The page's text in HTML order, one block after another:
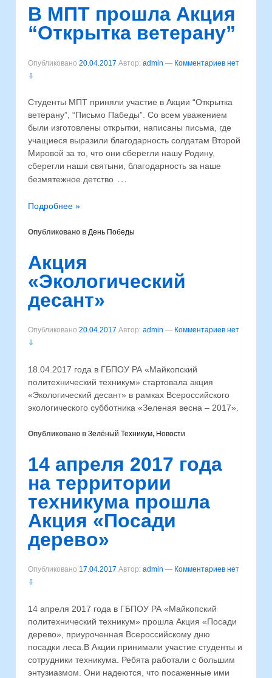
В МПТ прошла Акция
“Открытка ветерану”
Опубликовано 20.04.2017 Автор: admin — Комментариев нет
⇩
Студенты МПТ приняли участие в Акции “Открытка
ветерану”, “Письмо Пабеды”. Со всем уважением
были изготовлены открытки, написаны письма, где
учащиеся выразили благодарность солдатам Второй
Мировой за то, что они сберегли нашу Родину,
сберегли наши святыни, благодарность за наше
безмятежное детство …
Подробнее »
Опубликовано в День Победы
Акция
«Экологический
десант»
Опубликовано 20.04.2017 Автор: admin — Комментариев нет
⇩
18.04.2017 года в ГБПОУ РА «Майкопский
политехнический техникум» стартовала акция
«Экологический десант» в рамках Всероссийского
экологического субботника «Зеленая весна – 2017».
Опубликовано в Зелёный Техникум, Новости
14 апреля 2017 года
на территории
техникума прошла
Акция «Посади
дерево»
Опубликовано 17.04.2017 Автор: admin — Комментариев нет
⇩
14 апреля 2017 года в ГБПОУ РА «Майкопский
политехнический техникум» прошла Акция «Посади
дерево», приуроченная Всероссийскому дню
посадки леса.В Акции принимали участие студенты и
сотрудники техникума. Ребята работали с большим
энтузиазмом. Они надеются, что посаженные ими